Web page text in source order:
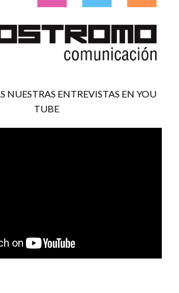
NUESTRAS ENTREVISTAS EN YOU
TUBE